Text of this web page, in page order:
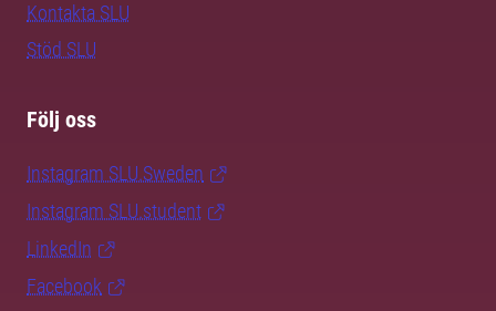
Kontakta SLU
Stöd SLU
Följ oss
Instagram SLU.Sweden
Instagram SLU.student
LinkedIn
Facebook